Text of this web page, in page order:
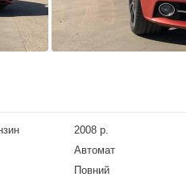
2008 р.
Автомат
Повний